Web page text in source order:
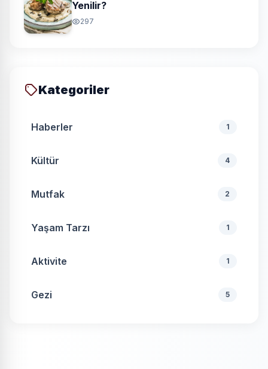
Yenilir?
297
Kategoriler
Haberler 1
Kültür 4
Mutfak 2
Yaşam Tarzı 1
Aktivite 1
Gezi 5